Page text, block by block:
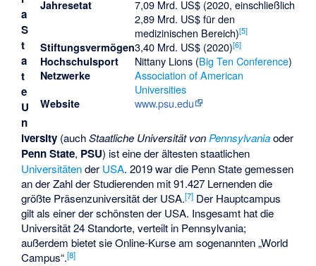
Jahresetat
7,09 Mrd. US$ (2020, einschließlich
2,89 Mrd. US$ für den
medizinischen Bereich)[5]
Stiftungsvermögen3,40 Mrd. US$ (2020)[6]
Hochschulsport Nittany Lions (Big Ten Conference)
Netzwerke
Association of American
Universities
Website www.psu.edu
a
S
t
a
t
e
U
n
iversity (auchStaatliche Universität vonPennsylvaniaoder
Penn State, PSU) ist eine der ältesten staatlichen
Universitätender USA. 2019 war die Penn State gemessen
an der Zahl der Studierenden mit 91.427 Lernenden die
größte Präsenzuniversität der USA.[7] Der Hauptcampus
gilt als einer der schönsten der USA. Insgesamt hat die
Universität 24 Standorte, verteilt in Pennsylvania;
außerdem bietet sie Online-Kurse am sogenannten „World
Campus“.[8]